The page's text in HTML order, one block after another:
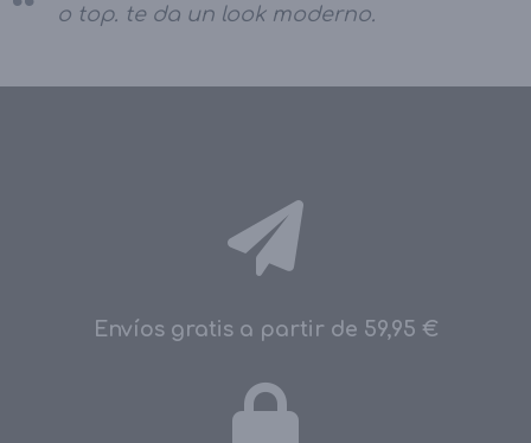
o top. te da un look moderno.
Envíos gratis a partir de 59,95 €